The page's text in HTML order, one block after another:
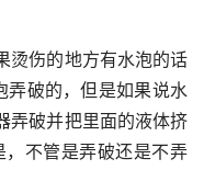
烫伤的地方有水泡的话
弄破的，但是如果说水
弄破并把里面的液体挤
不管是弄破还是不弄